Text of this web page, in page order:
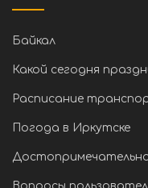
Байкал
Какой сегодня
Расписание
Погода в Иркутске